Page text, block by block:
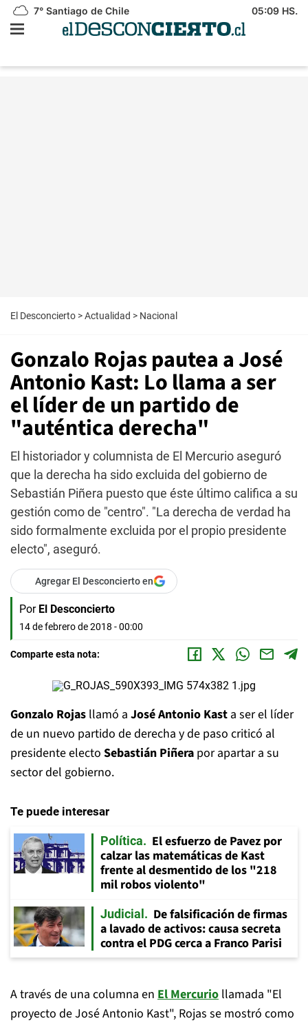
7° Santiago de Chile 05:09 HS.
El Desconcierto >Actualidad > Nacional
Gonzalo Rojas pautea a José
Antonio Kast: Lo llama a ser
el líder de un partido de
"auténtica derecha"
El historiador y columnista de El Mercurio aseguró
que la derecha ha sido excluida del gobierno de
Sebastián Piñera puesto que éste último califica a su
gestión como de "centro". "La derecha de verdad ha
sido formalmente excluida por el propio presidente
electo", aseguró.
Agregar El Desconcierto en
Por El Desconcierto
14 de febrero de 2018 - 00:00
Comparte esta nota:
Gonzalo Rojas llamó a José Antonio Kast a ser el líder
de un nuevo partido de derecha y de paso criticó al
presidente electo Sebastián Piñera por apartar a su
sector del gobierno.
Te puede interesar
Política
El esfuerzo de Pavez por
calzar las matemáticas de Kast
frente al desmentido de los "218
mil robos violento"
Judicial
De falsificación de firmas
a lavado de activos: causa secreta
contra el PDG cerca a Franco Parisi
A través de una columna en El Mercurio llamada "El
proyecto de José Antonio Kast", Rojas se mostró como